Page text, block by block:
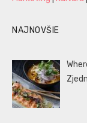
NAJNOVŠIE